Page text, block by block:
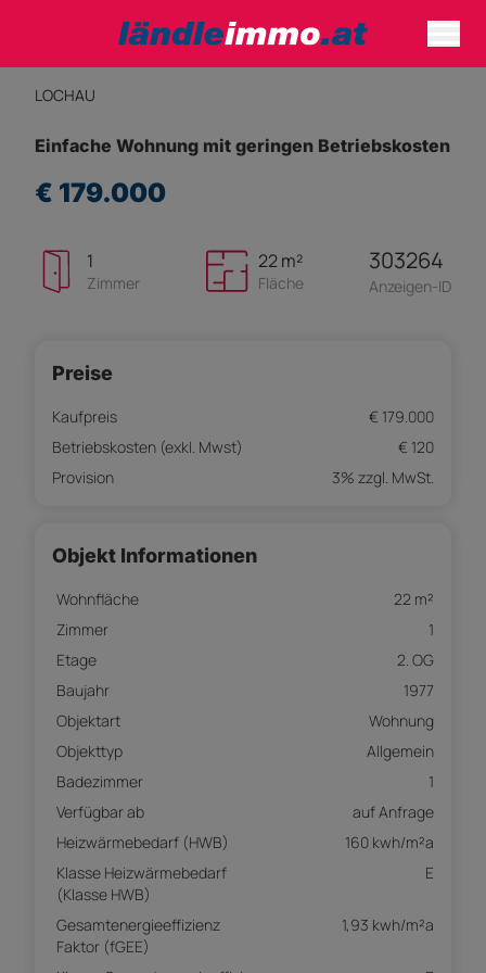
LOCHAU
Einfache Wohnung mit geringen Betriebskosten
€ 179.000
1
Zimmer
22 m²
Fläche
303264
Anzeigen-ID
Preise
Kaufpreis
€ 179.000
Betriebskosten (exkl. Mwst)
€ 120
Provision
3% zzgl. MwSt.
Objekt Informationen
Wohnfläche
22 m²
Zimmer
1
Etage
2. OG
Baujahr
1977
Objektart
Wohnung
Objekttyp
Allgemein
Badezimmer
1
Verfügbar ab
auf Anfrage
Heizwärmebedarf (HWB)
160 kwh/m²a
Klasse Heizwärmebedarf
(Klasse HWB)
E
Gesamtenergieeffizienz
Faktor (fGEE)
1,93 kwh/m²a